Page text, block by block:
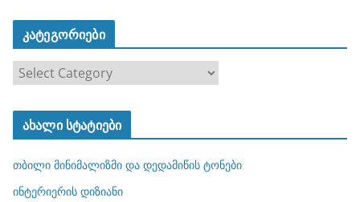
კატეგორიები
ა
ტ
ო
რ
ახალი სტატიები
თბილი მინიმალიზმი და დედამიწის ტონები
ინტერიერის დიზიანი